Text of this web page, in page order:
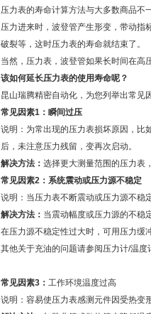
压力表的寿命计算方法与大多数商品不
压力进来时，波登管产生形变，带动指
破裂等，这时压力表的寿命就结束了。
当然，压力表，波登管如果长时间在高
该如何延长压力表的使用寿命呢？
昆山瑞腾精密自动化，为您列举出常见
常见因素1：瞬间过压
说明：为常出现的压力表损坏原因，比
后，未注意压力残留，变再次启动。
解决方法： 选择更大测量范围的压力表
常见因素2：系统震动或压力源不稳定
说明：当压力表不断震动或压力源不稳
解决方法： 当震动幅度或压力源的不稳
在压力源不稳定性过大时，可用压力缓
其他关于充油的问题请参阅压力计/温
常见因素3： 工作环境温度过高
说明：容易使压力表感测元件因受热变